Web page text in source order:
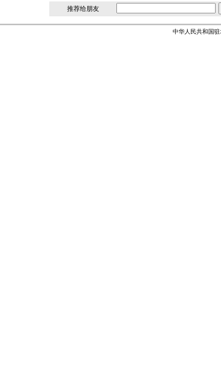
推荐给朋友
中华人民共和国